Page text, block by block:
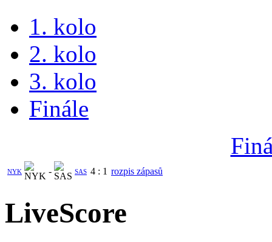
1. kolo
2. kolo
3. kolo
Finále
NYK - SAS 4 : 1 rozpis zápasů
LiveScore